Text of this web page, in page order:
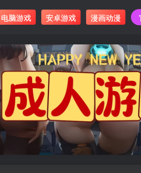
电脑游戏 安卓游戏 漫画动漫